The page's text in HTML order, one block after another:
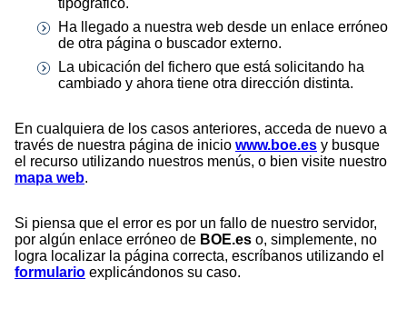
tipográfico.
Ha llegado a nuestra web desde un enlace erróneo
de otra página o buscador externo.
La ubicación del fichero que está solicitando ha
cambiado y ahora tiene otra dirección distinta.
En cualquiera de los casos anteriores, acceda de nuevo a
través de nuestra página de inicio www.boe.es y busque
el recurso utilizando nuestros menús, o bien visite nuestro
mapa web.
Si piensa que el error es por un fallo de nuestro servidor,
por algún enlace erróneo de BOE.es o, simplemente, no
logra localizar la página correcta, escríbanos utilizando el
formulario explicándonos su caso.